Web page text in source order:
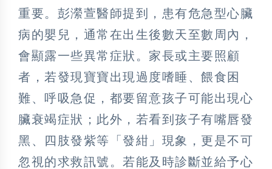
重要。彭瀠萱醫師提到，患有危急型心臟
病的嬰兒，通常在出生後數天至數周內，
會顯露一些異常症狀。家長或主要照顧
者，若發現寶寶出現過度嗜睡、餵食困
難、呼吸急促，都要留意孩子可能出現心
臟衰竭症狀；此外，若看到孩子有嘴唇發
黑、四肢發紫等「發紺」現象，更是不可
忽視的求救訊號。若能及時診斷並給予心